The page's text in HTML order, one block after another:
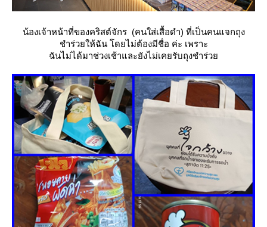
น้องเจ้าหน้าที่ของคริสต์จักร (คนใส่เสื้อดำ) ที่เป็นคนแจกถุง
ชำร่วยให้ฉัน โดยไม่ต้องมีชื่อ ค่ะ เพราะ
ฉันไม่ได้มาช่วงเช้าและยังไม่เคยรับถุงชำร่ว